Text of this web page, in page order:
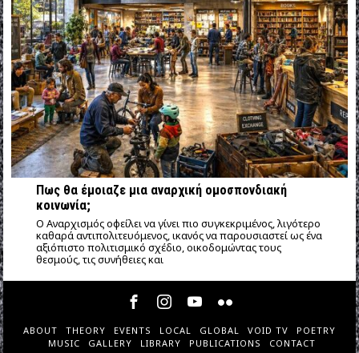
Πως θα έμοιαζε μια αναρχική ομοσπονδιακή
κοινωνία;
Ο Αναρχισμός οφείλει να γίνει πιο συγκεκριμένος, λιγότερο
καθαρά αντιπολιτευόμενος, ικανός να παρουσιαστεί ως ένα
αξιόπιστο πολιτισμικό σχέδιο, οικοδομώντας τους
θεσμούς, τις συνήθειες και
ABOUT THEORY EVENTS LOCAL GLOBAL VOID TV
POETRY
MUSIC
GALLERY LIBRARY PUBLICATIONS CONTACT